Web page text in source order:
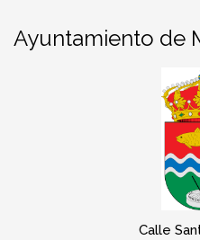
Ayuntamiento de
Calle